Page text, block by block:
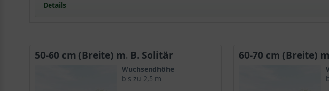
Details
Der Rhododendron 'Mogambo' ist eine spektakuläre Pflanze, die für ihre
50-60 cm (Breite) m. B. Solitär
Wuchsendhöhe
bis zu 2,5 m
60-70 cm (Breite)